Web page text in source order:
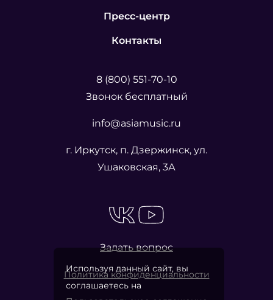
Пресс-центр
Контакты
8 (800) 551-70-10
Звонок бесплатный
info@asiamusic.ru
г. Иркутск, п. Дзержинск, ул.
Ушаковская, 3А
Задать вопрос
Политика конфиденциальности
Используя данный сайт, вы
соглашаетесь на